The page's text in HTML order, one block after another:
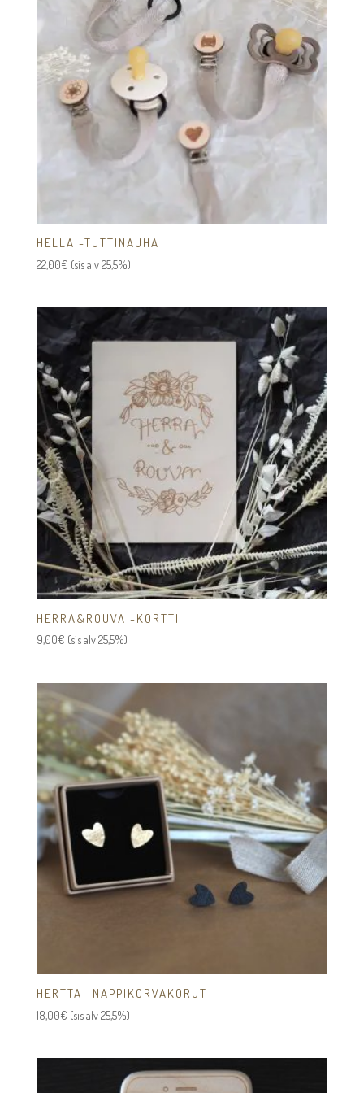
HELLÄ -TUTTINAUHA
22,00€ (sis alv 25,5%)
HERRA&ROUVA -KORTTI
9,00€ (sis alv 25,5%)
HERTTA -NAPPIKORVAKORUT
18,00€ (sis alv 25,5%)